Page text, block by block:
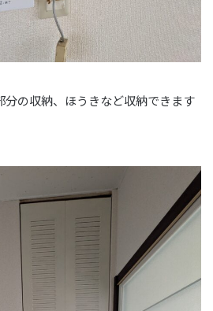
分の収納、ほうきなど収納できます